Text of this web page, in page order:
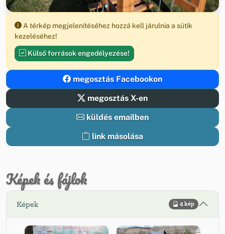
A térkép megjelenítéséhez hozzá kell járulnia a sütik
kezeléséhez!
Külső források engedélyezése!
megosztás Facebookon
megosztás X-en
küldés emailben
link másolása
Képek és fájlok
Képek 4 kép